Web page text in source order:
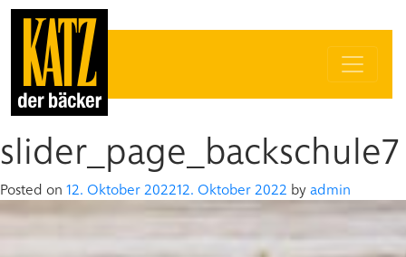
slider_page_backschule7
Posted on 12. Oktober 202212. Oktober 2022 byadmin